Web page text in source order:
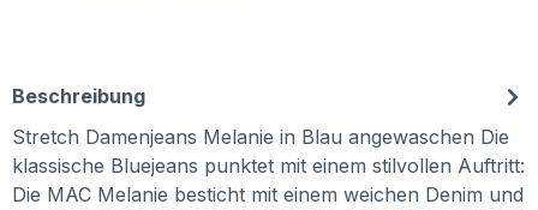
Beschreibung
Stretch Damenjeans Melanie in Blau angewaschen Die
klassische Bluejeans punktet mit einem stilvollen Auftritt:
Die MAC Melanie besticht mit einem weichen Denim und